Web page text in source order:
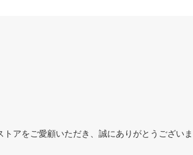
アをご愛顧いただき、誠にありがとうございま